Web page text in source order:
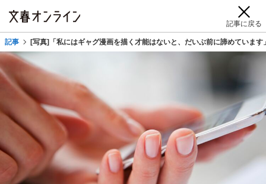
記事に戻る
記事 [写真]「私にはギャグ漫画を描く才能はないと、だいぶ前に諦めていま